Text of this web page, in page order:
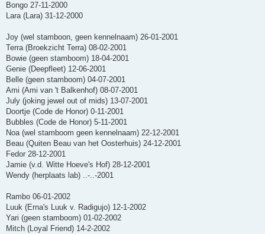
Bongo 27-11-2000
Lara (Lara) 31-12-2000
Joy (wel stamboon, geen kennelnaam) 26-01-2001
Terra (Broekzicht Terra) 08-02-2001
Bowie (geen stamboom) 18-04-2001
Genie (Deepfleet) 12-06-2001
Belle (geen stamboom) 04-07-2001
Ami (Ami van 't Balkenhof) 08-07-2001
July (joking jewel out of mids) 13-07-2001
Doortje (Code de Honor) 0-11-2001
Bubbles (Code de Honor) 5-11-2001
Noa (wel stamboom geen kennelnaam) 22-12-2001
Beau (Quiten Beau van het Oosterhuis) 24-12-2001
Fedor 28-12-2001
Jamie (v.d. Witte Hoeve's Hof) 28-12-2001
Wendy (herplaats lab) ..-..-2001
Rambo 06-01-2002
Luuk (Erna's Luuk v. Radigujo) 12-1-2002
Yari (geen stamboom) 01-02-2002
Mitch (Loyal Friend) 14-2-2002